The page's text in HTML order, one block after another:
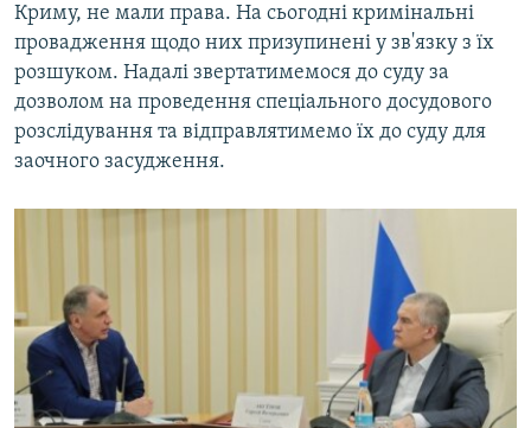
Криму, не мали права. На сьогодні кримінальні
провадження щодо них призупинені у зв'язку з їх
розшуком. Надалі звертатимемося до суду за
дозволом на проведення спеціального досудового
розслідування та відправлятимемо їх до суду для
заочного засудження.